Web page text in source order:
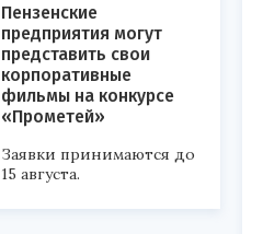
Пензенские
предприятия могут
представить свои
корпоративные
фильмы на конкурсе
«Прометей»
Заявки принимаются до
15 августа.